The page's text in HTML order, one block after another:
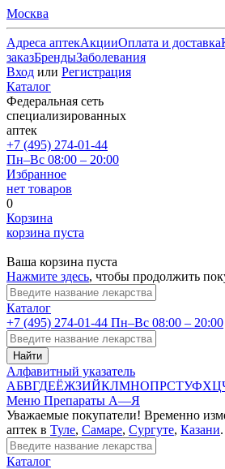
Москва
Адреса аптекАкцииОплата и доставка
заказБрендыЗаболевания
Вход или Регистрация
Каталог
Федеральная сеть
специализированных
аптек
+7 (495) 274-01-44
Пн–Вс 08:00 – 20:00
Избранное
нет товаров
0
Корзина
корзина пуста
Ваша корзина пуста
Нажмите здесь, чтобы продолжить
Каталог
+7 (495) 274-01-44 Пн–Вс 08:00 – 20:00
Найти
Алфавитный указатель
АБВГДЕЁЖЗИЙКЛМНОПРСТУФХЦ
Меню Препараты А—Я
Уважаемые покупатели! Временно
аптек в Туле, Самаре, Сургуте, Казани.
Каталог